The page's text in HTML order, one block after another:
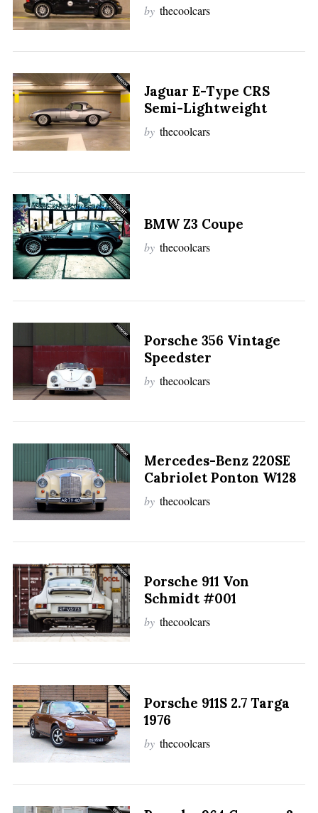
by thecoolcars
Jaguar E-Type CRS
Semi-Lightweight
by thecoolcars
BMW Z3 Coupe
by thecoolcars
Porsche 356 Vintage
Speedster
by thecoolcars
Mercedes-Benz 220SE
Cabriolet Ponton W128
by thecoolcars
Porsche 911 Von
Schmidt #001
by thecoolcars
Porsche 911S 2.7 Targa
1976
by thecoolcars